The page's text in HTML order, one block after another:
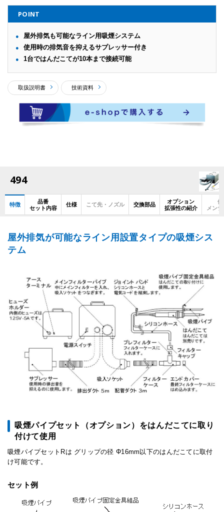
POINT
屋外排気も可能なライン用吸煙システム
使用時の排気音を抑えるサプレッサー付き
1台ではんだこてが10本まで接続可能
取扱説明書 技術資料
494
特徴
品番
セット内容
仕様 こて先・ノズル 交換部品
オプション
拡張性の紹介
使
メン
屋外排気が可能なライン用設置タイプの吸煙シス
テム
吸煙パイプセット（オプション）をはんだこてに取り
付けて使用
吸煙パイプセットRは グリップの径 Φ16mm以下のはんだこてに取付
け可能です。
セット例